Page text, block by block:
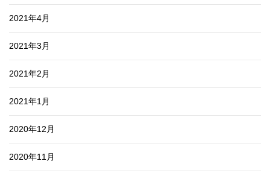
2021年4月
2021年3月
2021年2月
2021年1月
2020年12月
2020年11月